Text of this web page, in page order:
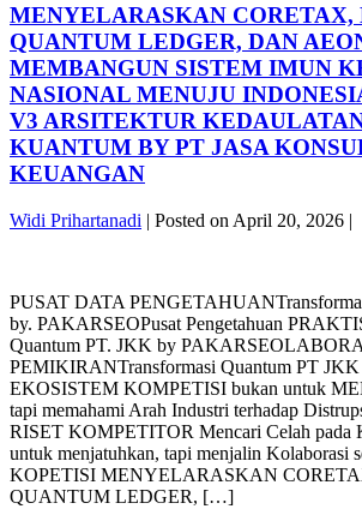
MENYELARASKAN CORETAX,
QUANTUM LEDGER, DAN
MEMBANGUN SISTEM IMUN
NASIONAL MENUJU
V3 ARSITEKTUR
KUANTUM BY PT JASA
KEUANGAN
Widi Prihartanadi | Posted on April 20, 2026 |
MMT,
QUANTUM
LEDGER,
DAN
AEON-
X
AI
UNTUK
MEMBANGUN
SISTEM
PUSAT DATA
by. PAKARSEOPusat Pengetahuan
Quantum PT. JKK by
PEMIKIRANTransformasi Quantum PT
EKOSISTEM KOMPETISI bukan untuk
tapi memahami Arah Industri terhadap
RISET KOMPETITOR Mencari Celah pada
untuk menjatuhkan, tapi menjalin Kolaborasi
KOPETISI MENYELARASKAN
QUANTUM LEDGER, […]